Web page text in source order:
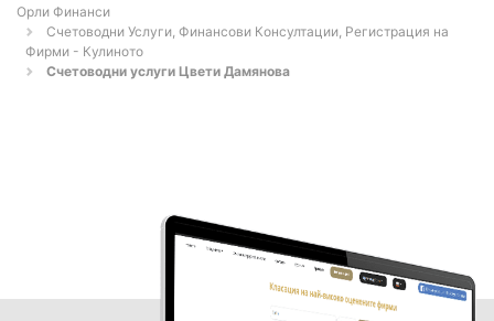
Орли Финанси
Счетоводни Услуги, Финансови Консултации, Регистрация на
Фирми - Кулиното
Счетоводни услуги Цвети Дамянова